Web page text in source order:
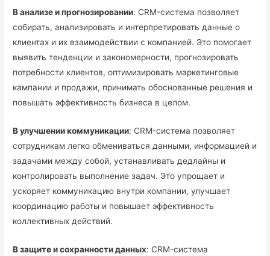
В анализе и прогнозировании: CRM-система позволяет
собирать, анализировать и интерпретировать данные о
клиентах и их взаимодействии с компанией. Это помогает
выявить тенденции и закономерности, прогнозировать
потребности клиентов, оптимизировать маркетинговые
кампании и продажи, принимать обоснованные решения и
повышать эффективность бизнеса в целом.
В улучшении коммуникации: CRM-система позволяет
сотрудникам легко обмениваться данными, информацией и
задачами между собой, устанавливать дедлайны и
контролировать выполнение задач. Это упрощает и
ускоряет коммуникацию внутри компании, улучшает
координацию работы и повышает эффективность
коллективных действий.
В защите и сохранности данных: CRM-система